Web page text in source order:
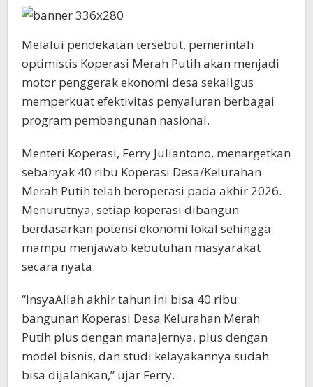
Melalui pendekatan tersebut, pemerintah
optimistis Koperasi Merah Putih akan menjadi
motor penggerak ekonomi desa sekaligus
memperkuat efektivitas penyaluran berbagai
program pembangunan nasional.
Menteri Koperasi, Ferry Juliantono, menargetkan
sebanyak 40 ribu Koperasi Desa/Kelurahan
Merah Putih telah beroperasi pada akhir 2026.
Menurutnya, setiap koperasi dibangun
berdasarkan potensi ekonomi lokal sehingga
mampu menjawab kebutuhan masyarakat
secara nyata.
“InsyaAllah akhir tahun ini bisa 40 ribu
bangunan Koperasi Desa Kelurahan Merah
Putih plus dengan manajernya, plus dengan
model bisnis, dan studi kelayakannya sudah
bisa dijalankan,” ujar Ferry.